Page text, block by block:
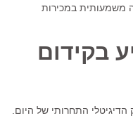
משמעותית במכירות
בקידום
התחרותי של היום.